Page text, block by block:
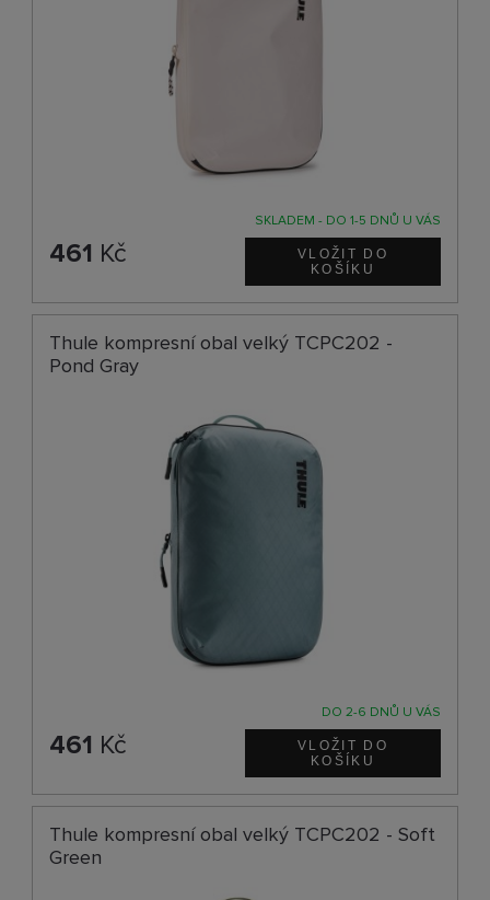
SKLADEM - DO 1-5 DNŮ U VÁS
461 Kč
Thule kompresní obal velký TCPC202 -
Pond Gray
DO 2-6 DNŮ U VÁS
461 Kč
Thule kompresní obal velký TCPC202 - Soft
Green